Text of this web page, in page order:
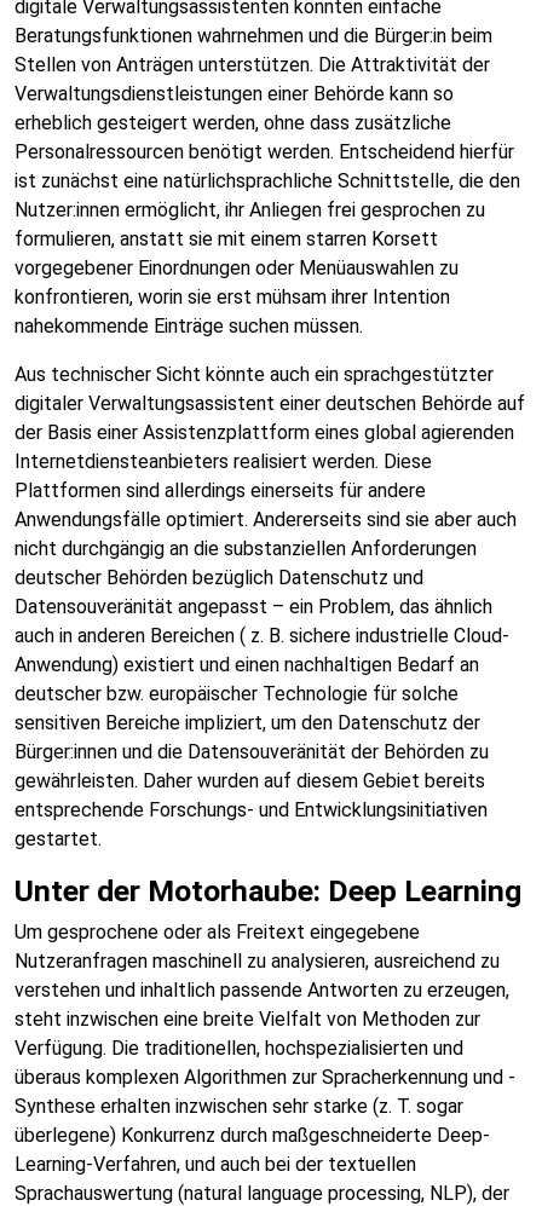
digitale Verwaltungsassistenten könnten einfache
Beratungsfunktionen wahrnehmen und die Bürger:in beim
Stellen von Anträgen unterstützen. Die Attraktivität der
Verwaltungsdienstleistungen einer Behörde kann so
erheblich gesteigert werden, ohne dass zusätzliche
Personalressourcen benötigt werden. Entscheidend hierfür
ist zunächst eine natürlichsprachliche Schnittstelle, die den
Nutzer:innen ermöglicht, ihr Anliegen frei gesprochen zu
formulieren, anstatt sie mit einem starren Korsett
vorgegebener Einordnungen oder Menüauswahlen zu
konfrontieren, worin sie erst mühsam ihrer Intention
nahekommende Einträge suchen müssen.
Aus technischer Sicht könnte auch ein sprachgestützter
digitaler Verwaltungsassistent einer deutschen Behörde auf
der Basis einer Assistenzplattform eines global agierenden
Internetdiensteanbieters realisiert werden. Diese
Plattformen sind allerdings einerseits für andere
Anwendungsfälle optimiert. Andererseits sind sie aber auch
nicht durchgängig an die substanziellen Anforderungen
deutscher Behörden bezüglich Datenschutz und
Datensouveränität angepasst – ein Problem, das ähnlich
auch in anderen Bereichen ( z. B. sichere industrielle Cloud-
Anwendung) existiert und einen nachhaltigen Bedarf an
deutscher bzw. europäischer Technologie für solche
sensitiven Bereiche impliziert, um den Datenschutz der
Bürger:innen und die Datensouveränität der Behörden zu
gewährleisten. Daher wurden auf diesem Gebiet bereits
entsprechende Forschungs- und Entwicklungsinitiativen
gestartet.
Unter der Motorhaube: Deep Learning
Um gesprochene oder als Freitext eingegebene
Nutzeranfragen maschinell zu analysieren, ausreichend zu
verstehen und inhaltlich passende Antworten zu erzeugen,
steht inzwischen eine breite Vielfalt von Methoden zur
Verfügung. Die traditionellen, hochspezialisierten und
überaus komplexen Algorithmen zur Spracherkennung und -
Synthese erhalten inzwischen sehr starke (z. T. sogar
überlegene) Konkurrenz durch maßgeschneiderte Deep-
Learning-Verfahren, und auch bei der textuellen
Sprachauswertung (natural language processing, NLP), der